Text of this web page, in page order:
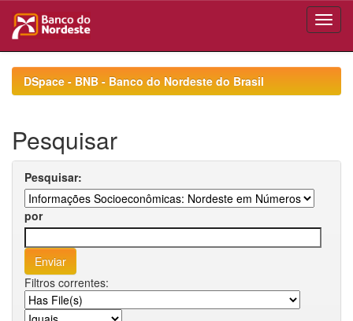
navigationDSpace - BNB - Banco do Nordeste do Brasil
Pesquisar
Pesquisar:
por
Filtros correntes: